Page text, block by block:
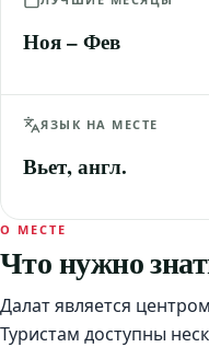
Ноя – Фев
ЯЗЫК НА МЕСТЕ
Вьет, англ.
О МЕСТЕ
Что нужно
Далат является
Туристам доступны